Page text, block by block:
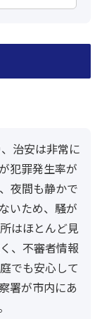
治安は非常に
犯罪発生率が
夜間も静かで
いため、騒が
はほとんど見
、不審者情報
でも安心して
署が市内にあ